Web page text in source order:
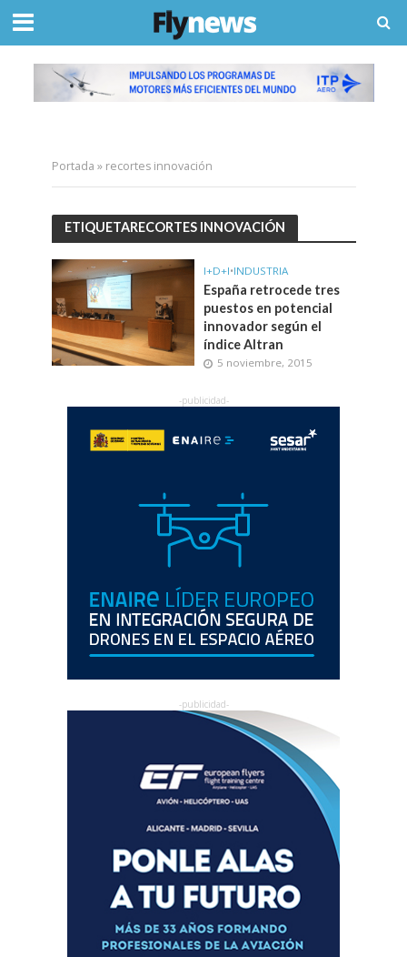
Portada » recortes innovación
ETIQUETARECORTES INNOVACIÓN
I+D+I•INDUSTRIA
España retrocede tres
puestos en potencial
innovador según el
índice Altran
5 noviembre, 2015